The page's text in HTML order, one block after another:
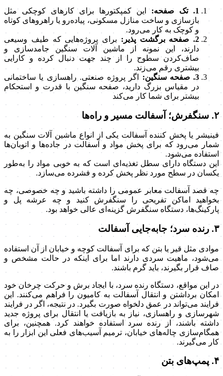
1. تک صفحه:
این کمپکتورها برای کارهای کوچکی مثل
بازسازی و ساخت منازل مسکونی، پیاده‌رو یا راهرو‌های کوتاه
و کوچک به کار می‌رود.
2. صفحه برگشت پذیر:
برای پروژه‌هایی که طیف وسیعی
دارند، این نمونه از ماشین آلات سنگین جامدسازی و
صاف‌کردن سطوح را از چند جهت دنبال کرده و کارایی
بیشتری رقم می‌زند.
3. صفحه سنگین:
اگر پروژه صنعتی. راهسازی یا ساختمانی
در مقیاس بزرگ دارید، صفحه سنگین با قدرت و استحکام
بیشتر برای شما کار می‌کند
۲. سنگفرش؛ آسفالت مسیر و راه‌ها
فینیشر یا پخش کننده آسفالت یکی از انواع ماشین آلات سنگین به
شمار می‌رود که برای پخش مواد و آسفالت در جاده‌ها و اتوبان‌ها
استفاده می‌شود.
این دستگاه دارای سطل تغذیه‌ای است که به خوبی مواد را به‌طور
یکسان در سطح مورد نظر پخش کرده و فشرده می‌سازد.
چه قصد آسفالت معابر عمومی را داشته باشید و چه خصوصی، چه
بخواهید اماکن تفریحی را سنگفرش کنید و چه عرشه پل و
پارکینگ‌ها، دستگاه سنگفرش گزینه‌ای عالی خواهد بود.
۳. رنده سرد؛ جابه‌جایی آسفالت
موادی مثل قیر یا بتن که برای آسفالت کوچه و خیابان از آن استفاده
می‌شود، ماهیت سردی دارند اما برای اینکه در حالت مشخص و
صاف قرار بگیرند، باید گرم باشند.
در این مواقع، دستگاه رنده سرد، با ایجاد برش و حرکت چرخان خود
امکان برداشتن و انتقال آسفالت به کامیون را فراهم می‌کنند. این
فرایند می‌تواند در عمق دلخواه صورت بگیرد. در نتیجه، اگر در فرایند
شهرسازی و راهسازی، نیاز به بازیافت یا انتقال برای پروژه جدید
داشته باشند، از رنده سرد استفاده خواهند کرد. همچنین، برای
همگام‌سازی چاله‌های خیابان، ترمیم آسیب‌های فعلی این ابزار را به
کار می‌گیرند.
۴. پمپ‌های بتن